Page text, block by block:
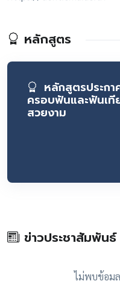
หลักสูตร
หลักสูตรประก
ครอบฟันและฟันเ
สวยงาม
ข่าวประชาสัมพันธ์
ไม่พบข้อมู